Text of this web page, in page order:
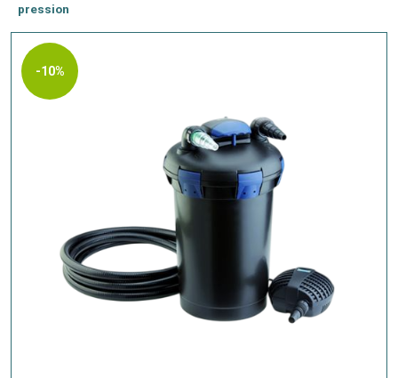
pression
-10%